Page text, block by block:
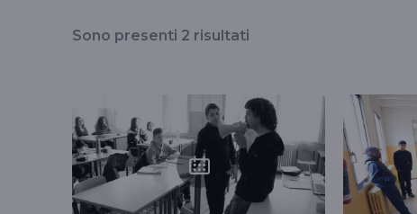
tag
iragazzidellabovisa
Sono presenti 2 risultati